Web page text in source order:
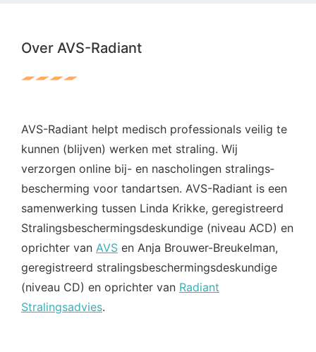
Over AVS-Radiant
AVS-Radiant helpt medisch professionals veilig te
kunnen (blijven) werken met straling. Wij
verzorgen online bij- en nascholingen stralings­
bescherming voor tandartsen. AVS-Radiant is een
samenwerking tussen Linda Krikke, geregistreerd
Stralings­beschermings­deskundige (niveau ACD) en
oprichter van AVS en Anja Brouwer-Breukelman,
geregistreerd stralings­beschermings­deskundige
(niveau CD) en oprichter van Radiant
Stralingsadvies.